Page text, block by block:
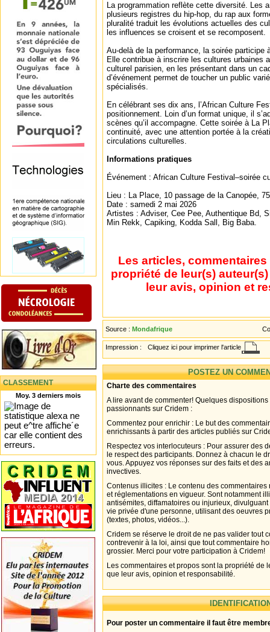
CLASSEMENT
Moy. 3 derniers mois
La programmation reflète cette diversité. Les
plusieurs registres du hip-hop, du rap aux
pluralité traduit les évolutions actuelles des
les influences se croisent et se recomposent.
Au-delà de la performance, la soirée participe
Elle contribue à inscrire les cultures urbaines
culturel parisien, en les présentant dans un
d’événement permet de toucher un public
spécialisés.
En célébrant ses dix ans, l’African Culture
positionnement. Loin d’un format unique, il
scènes qu’il accompagne. Cette soirée à La
continuité, avec une attention portée à la
circulations culturelles.
Informations pratiques
Événement : African Culture Festival–soirée
Lieu : La Place, 10 passage de la Canopée,
Date : samedi 2 mai 2026
Artistes : Adviser, Cee Pee, Authentique Bd,
Min Rekk, Capiking, Kodda Sall, Big Baba.
Les articles,
propriété de leur(s)
leur avis, opinion et
Source : Mondafrique
Impression : Cliquez ici pour imprimer l'article
POSTEZ UN
Charte des commentaires
A lire avant de commenter! Quelques
passionnants sur Cridem :
Commentez pour enrichir : Le but des
enrichissants à partir des articles publiés sur
Respectez vos interlocuteurs : Pour assurer des
le respect des participants. Donnez à chacun le
vous. Appuyez vos réponses sur des faits et des
invectives.
Contenus illicites : Le contenu des
et réglementations en vigueur. Sont notamment
antisémites, diffamatoires ou injurieux,
vie privée d'une personne, utilisant des oeuvres
(textes, photos, vidéos...).
Cridem se réserve le droit de ne pas valider tout
contrevenir à la loi, ainsi que tout commentaire
grossier. Merci pour votre participation à Cridem!
Les commentaires et propos sont la propriété de
que leur avis, opinion et responsabilité.
Pour poster un commentaire il faut être